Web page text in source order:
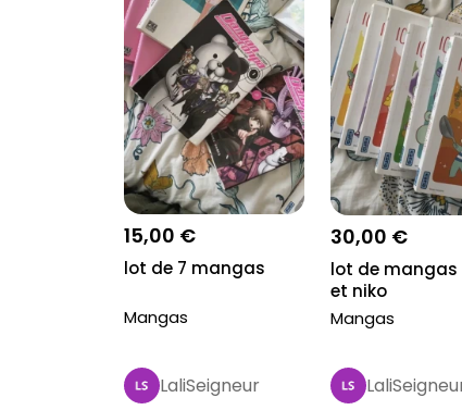
15,00 €
lot de 7 mangas
Mangas
30,00 €
lot de mangas
et niko
Mangas
LaliSeigneur